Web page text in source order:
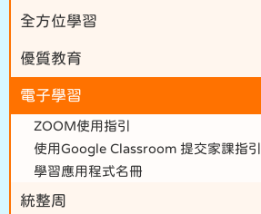
全方位學習
優質教育
電子學習
ZOOM使用指引
使用Google Classroom 提交家課指引
學習應用程式名冊
統整周